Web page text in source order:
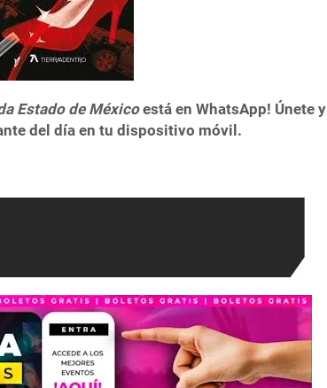
Estado de Méxicoestá en WhatsApp! Únete y
del día en tu dispositivo móvil.